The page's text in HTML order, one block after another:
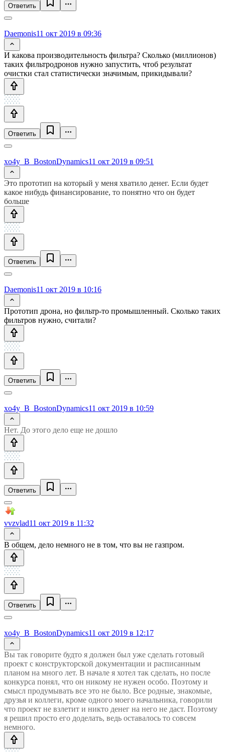
Ответить
Daemonis11 окт 2019 в 09:36
И какова производительность фильтра? Сколько (миллионов)
таких фильтродронов нужно запустить, чтоб результат
очистки стал статистически значимым, прикидывали?
Ответить
xo4y_B_BostonDynamics11 окт 2019 в 09:51
Это прототип на который у меня хватило денег. Если будет
какое нибудь финансирование, то понятно что он будет
больше
Ответить
Daemonis11 окт 2019 в 10:16
Прототип дрона, но фильтр-то промышленный. Сколько таких
фильтров нужно, считали?
Ответить
xo4y_B_BostonDynamics11 окт 2019 в 10:59
Нет. До этого дело еще не дошло
Ответить
vvzvlad11 окт 2019 в 11:32
В общем, дело немного не в том, что вы не газпром.
Ответить
xo4y_B_BostonDynamics11 окт 2019 в 12:17
Вы так говорите будто я должен был уже сделать готовый
проект с конструкторской документации и расписанным
планом на много лет. В начале я хотел так сделать, но после
конкурса понял, что он никому не нужен особо. Поэтому и
смысл продумывать все это не было. Все родные, знакомые,
друзья и коллеги, кроме одного моего начальника, говорили
что проект не взлетит и никто денег на него не даст. Поэтому
я решил просто его доделать, ведь оставалось то совсем
немного.